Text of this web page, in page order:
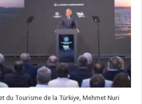
du Tourisme de la Türkiye, Mehmet Nuri